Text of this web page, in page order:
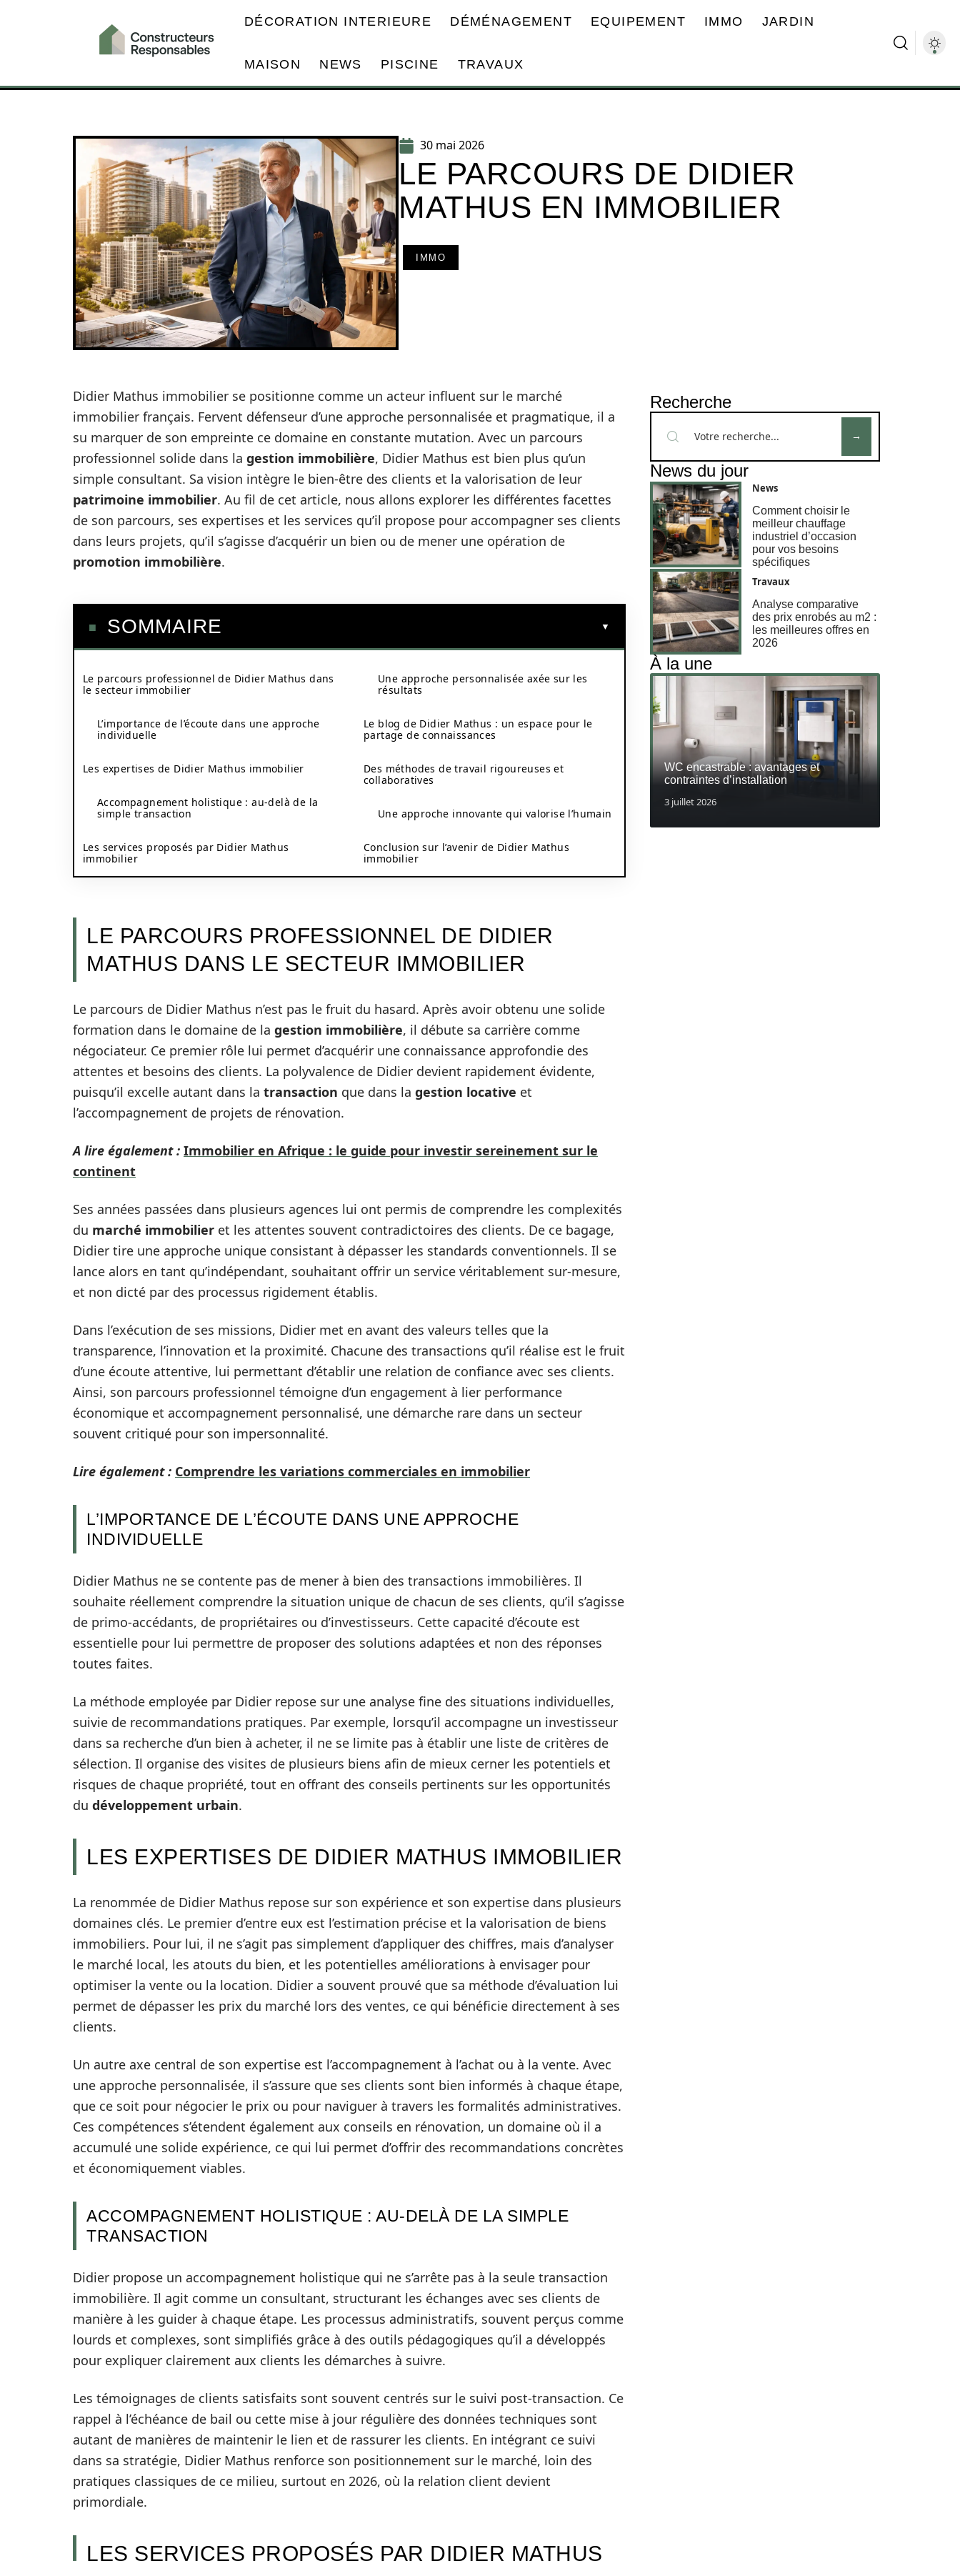
DÉCORATION INTERIEURE DÉMÉNAGEMENT EQUIPEMENT IMMO JARDIN
MAISON NEWS PISCINE TRAVAUX
30 mai 2026
LE PARCOURS DE DIDIER
MATHUS EN IMMOBILIER
IMMO
Didier Mathus immobilier se positionne comme un acteur influent sur le marché
immobilier français. Fervent défenseur d’une approche personnalisée et pragmatique, il a
su marquer de son empreinte ce domaine en constante mutation. Avec un parcours
professionnel solide dans la gestion immobilière, Didier Mathus est bien plus qu’un
simple consultant. Sa vision intègre le bien-être des clients et la valorisation de leur
patrimoine immobilier. Au fil de cet article, nous allons explorer les différentes facettes
de son parcours, ses expertises et les services qu’il propose pour accompagner ses clients
dans leurs projets, qu’il s’agisse d’acquérir un bien ou de mener une opération de
promotion immobilière.
SOMMAIRE
Le parcours professionnel de Didier Mathus dans
le secteur immobilier
L’importance de l’écoute dans une approche
individuelle
Les expertises de Didier Mathus immobilier
Accompagnement holistique : au-delà de la
simple transaction
Les services proposés par Didier Mathus
immobilier
Une approche personnalisée axée sur les
résultats
Le blog de Didier Mathus : un espace pour le
partage de connaissances
Des méthodes de travail rigoureuses et
collaboratives
Une approche innovante qui valorise l’humain
Conclusion sur l’avenir de Didier Mathus
immobilier
LE PARCOURS PROFESSIONNEL DE DIDIER
MATHUS DANS LE SECTEUR IMMOBILIER
Le parcours de Didier Mathus n’est pas le fruit du hasard. Après avoir obtenu une solide
formation dans le domaine de la gestion immobilière, il débute sa carrière comme
négociateur. Ce premier rôle lui permet d’acquérir une connaissance approfondie des
attentes et besoins des clients. La polyvalence de Didier devient rapidement évidente,
puisqu’il excelle autant dans la transaction que dans la gestion locative et
l’accompagnement de projets de rénovation.
A lire également : Immobilier en Afrique : le guide pour investir sereinement sur le
continent
Ses années passées dans plusieurs agences lui ont permis de comprendre les complexités
du marché immobilier et les attentes souvent contradictoires des clients. De ce bagage,
Didier tire une approche unique consistant à dépasser les standards conventionnels. Il se
lance alors en tant qu’indépendant, souhaitant offrir un service véritablement sur-mesure,
et non dicté par des processus rigidement établis.
Dans l’exécution de ses missions, Didier met en avant des valeurs telles que la
transparence, l’innovation et la proximité. Chacune des transactions qu’il réalise est le fruit
d’une écoute attentive, lui permettant d’établir une relation de confiance avec ses clients.
Ainsi, son parcours professionnel témoigne d’un engagement à lier performance
économique et accompagnement personnalisé, une démarche rare dans un secteur
souvent critiqué pour son impersonnalité.
Lire également : Comprendre les variations commerciales en immobilier
L’IMPORTANCE DE L’ÉCOUTE DANS UNE APPROCHE
INDIVIDUELLE
Didier Mathus ne se contente pas de mener à bien des transactions immobilières. Il
souhaite réellement comprendre la situation unique de chacun de ses clients, qu’il s’agisse
de primo-accédants, de propriétaires ou d’investisseurs. Cette capacité d’écoute est
essentielle pour lui permettre de proposer des solutions adaptées et non des réponses
toutes faites.
La méthode employée par Didier repose sur une analyse fine des situations individuelles,
suivie de recommandations pratiques. Par exemple, lorsqu’il accompagne un investisseur
dans sa recherche d’un bien à acheter, il ne se limite pas à établir une liste de critères de
sélection. Il organise des visites de plusieurs biens afin de mieux cerner les potentiels et
risques de chaque propriété, tout en offrant des conseils pertinents sur les opportunités
du développement urbain.
LES EXPERTISES DE DIDIER MATHUS IMMOBILIER
La renommée de Didier Mathus repose sur son expérience et son expertise dans plusieurs
domaines clés. Le premier d’entre eux est l’estimation précise et la valorisation de biens
immobiliers. Pour lui, il ne s’agit pas simplement d’appliquer des chiffres, mais d’analyser
le marché local, les atouts du bien, et les potentielles améliorations à envisager pour
optimiser la vente ou la location. Didier a souvent prouvé que sa méthode d’évaluation lui
permet de dépasser les prix du marché lors des ventes, ce qui bénéficie directement à ses
clients.
Un autre axe central de son expertise est l’accompagnement à l’achat ou à la vente. Avec
une approche personnalisée, il s’assure que ses clients sont bien informés à chaque étape,
que ce soit pour négocier le prix ou pour naviguer à travers les formalités administratives.
Ces compétences s’étendent également aux conseils en rénovation, un domaine où il a
accumulé une solide expérience, ce qui lui permet d’offrir des recommandations concrètes
et économiquement viables.
ACCOMPAGNEMENT HOLISTIQUE : AU-DELÀ DE LA SIMPLE
TRANSACTION
Didier propose un accompagnement holistique qui ne s’arrête pas à la seule transaction
immobilière. Il agit comme un consultant, structurant les échanges avec ses clients de
manière à les guider à chaque étape. Les processus administratifs, souvent perçus comme
lourds et complexes, sont simplifiés grâce à des outils pédagogiques qu’il a développés
pour expliquer clairement aux clients les démarches à suivre.
Les témoignages de clients satisfaits sont souvent centrés sur le suivi post-transaction. Ce
rappel à l’échéance de bail ou cette mise à jour régulière des données techniques sont
autant de manières de maintenir le lien et de rassurer les clients. En intégrant ce suivi
dans sa stratégie, Didier Mathus renforce son positionnement sur le marché, loin des
pratiques classiques de ce milieu, surtout en 2026, où la relation client devient
primordiale.
LES SERVICES PROPOSÉS PAR DIDIER MATHUS
Recherche
News du jour
News
Comment choisir le
meilleur chauffage
industriel d’occasion
pour vos besoins
spécifiques
Travaux
Analyse comparative
des prix enrobés au m2 :
les meilleures offres en
2026
À la une
WC encastrable : avantages et
contraintes d’installation
3 juillet 2026